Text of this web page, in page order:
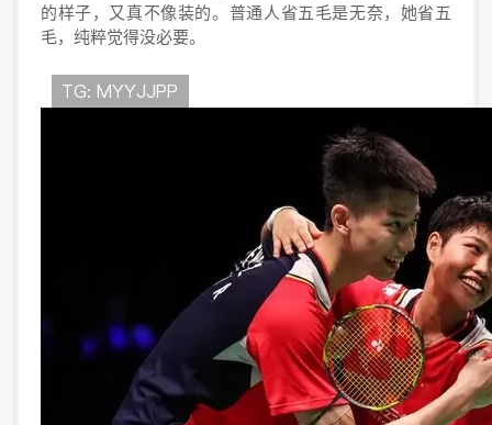
的样子，又真不像装的。普通人省五毛是无奈，她省五
毛，纯粹觉得没必要。